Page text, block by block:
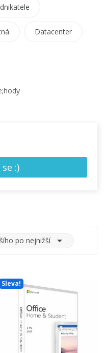
Datacenter
:)
po nejnižší 
Sleva!